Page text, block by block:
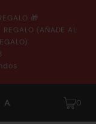
🎁
REGALO (AÑADE AL
0